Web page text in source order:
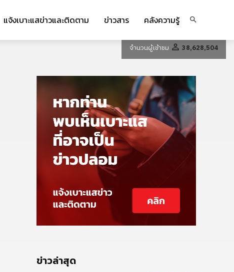
แจ้งเบาะแสข่าวและติดตาม ข่าวสาร คลังความรู้
จำนวนผู้เข้าชม 38,628,504
ข่าวล่าสุด